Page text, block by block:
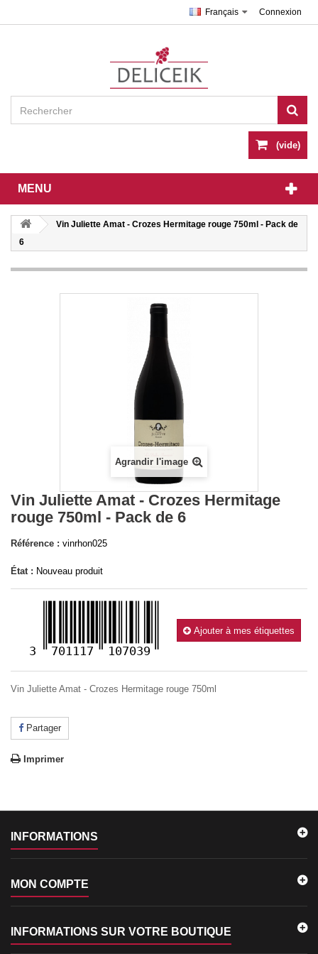
Connexion
Français
(vide)
MENU
Vin Juliette Amat - Crozes Hermitage rouge 750ml - Pack de
6
Agrandir l'image
Vin Juliette Amat - Crozes Hermitage
rouge 750ml - Pack de 6
Référence : vinrhon025
État : Nouveau produit
3 701117 107039
Ajouter à mes étiquettes
Vin Juliette Amat - Crozes Hermitage rouge 750ml
Partager
Imprimer
INFORMATIONS
MON COMPTE
INFORMATIONS SUR VOTRE BOUTIQUE